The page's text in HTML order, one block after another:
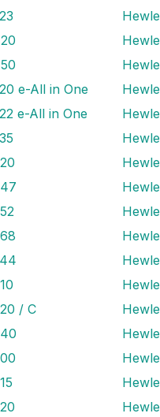
e-All in One
e-All in One
/ C